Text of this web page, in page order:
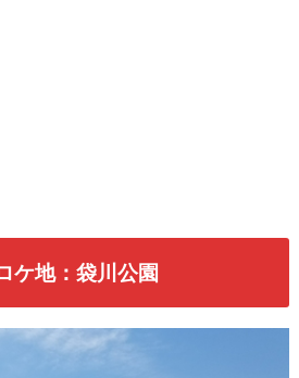
ケ地：袋川公園